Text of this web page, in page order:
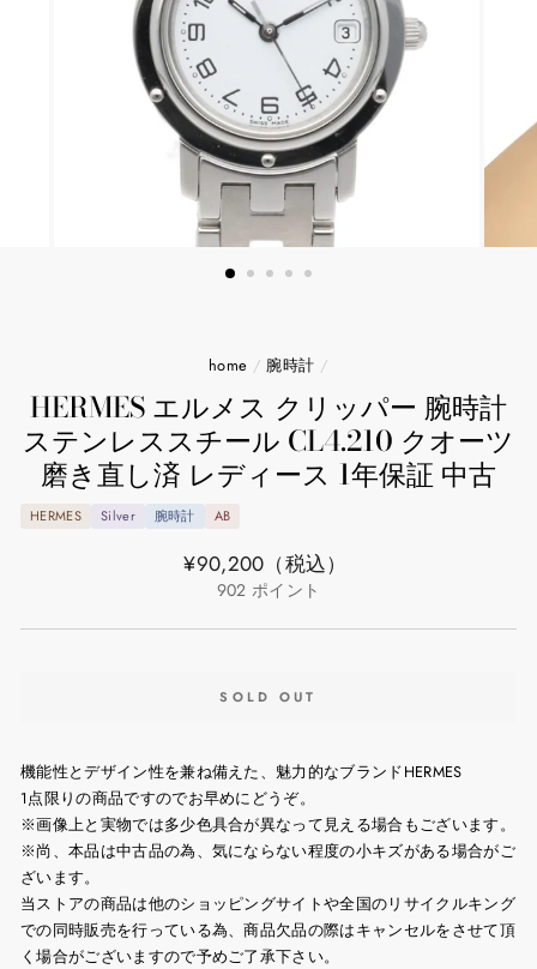
home / 腕時計 /
HERMES エルメス クリッパー 腕時計
ステンレススチール CL4.210 クオーツ
磨き直し済 レディース 1年保証 中古
HERMES Silver 腕時計 AB
通
格
¥90,200 （税込）
902 ポイント
SOLD OUT
機能性とデザイン性を兼ね備えた、魅力的なブランドHERMES
1点限りの商品ですのでお早めにどうぞ。
※画像上と実物では多少色具合が異なって見える場合もございます。
※尚、本品は中古品の為、気にならない程度の小キズがある場合がご
ざいます。
当ストアの商品は他のショッピングサイトや全国のリサイクルキング
での同時販売を行っている為、商品欠品の際はキャンセルをさせて頂
く場合がございますので予めご了承下さい。